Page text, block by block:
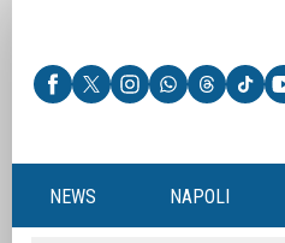
NEWS NAPOLI